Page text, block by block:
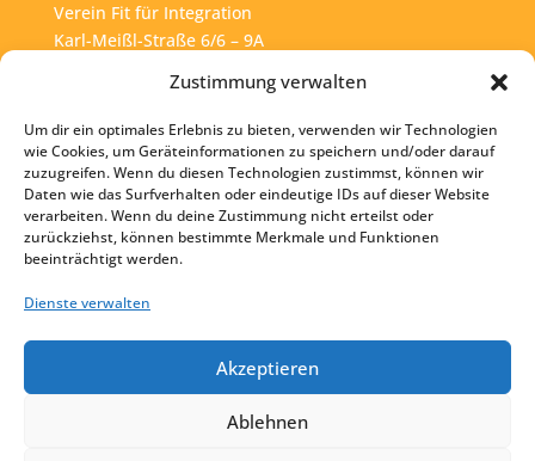
Zustimmung verwalten
Um dir ein optimales Erlebnis zu bieten, verwenden wir Technologien
wie Cookies, um Geräteinformationen zu speichern und/oder darauf
zuzugreifen. Wenn du diesen Technologien zustimmst, können wir
Daten wie das Surfverhalten oder eindeutige IDs auf dieser Website
verarbeiten. Wenn du deine Zustimmung nicht erteilst oder
zurückziehst, können bestimmte Merkmale und Funktionen
beeinträchtigt werden.
Dienste verwalten
Akzeptieren
Ablehnen
Verein Fit für Integration
Karl-Meißl-Straße 6/6 – 9A
Tel:+43 1 925 77 46
Mail: office@fit4int.at
Startseite
Kontakt
Impressum